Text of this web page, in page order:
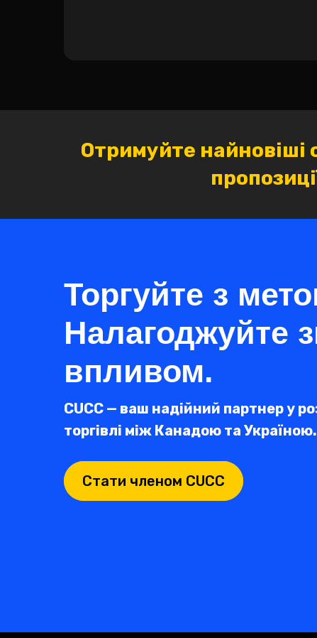
Отримуйте найновіші
Торгуйте з
Налагоджуйте
впливом.
CUCC — ваш надійний партнер у
торгівлі між Канадою та Україною.
Стати членом CUCC